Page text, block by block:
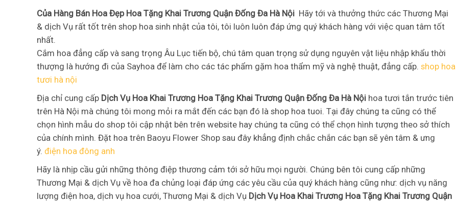
Của Hàng Bán Hoa Đẹp Hoa Tặng Khai Trương Quận Đống Đa Hà Nội Hãy tới và thưởng thức các Thương Mại
& dịch Vụ rất tốt trên shop hoa sinh nhật của tôi, tôi luôn luôn đáp ứng quý khách hàng với việc quan tâm tốt
nhất.
Cắm hoa đẳng cấp và sang trọng Âu Lục tiến bộ, chú tâm quan trọng sử dụng nguyên vật liệu nhập khẩu thời
thượng là hướng đi của Sayhoa để làm cho các tác phẩm gặm hoa thẩm mỹ và nghệ thuật, đẳng cấp. shop hoa
tươi hà nội
Địa chỉ cung cấp Dịch Vụ Hoa Khai Trương Hoa Tặng Khai Trương Quận Đống Đa Hà Nội hoa tươi tắn trước tiên
trên Hà Nội mà chúng tôi mong mỏi ra mắt đến các bạn đó là shop hoa tuoi. Tại đây chúng ta cũng có thể
chọn hình mẫu do shop tôi cập nhật bên trên website hay chúng ta cũng có thể chọn hình tượng theo sở thích
của chính mình. Đặt hoa trên Baoyu Flower Shop sau đây khẳng định chắc chắn các bạn sẽ yên tâm & ưng
ý. điện hoa đông anh
Hãy là nhịp cầu gửi những thông điệp thương cảm tới sở hữu mọi người. Chúng bên tôi cung cấp những
Thương Mại & dịch Vụ về hoa đa chủng loại đáp ứng các yêu cầu của quý khách hàng cũng như: dịch vụ năng
lượng điện hoa, dịch vụ hoa cưới, Thương Mại & dịch Vụ Dịch Vụ Hoa Khai Trương Hoa Tặng Khai Trương Quận